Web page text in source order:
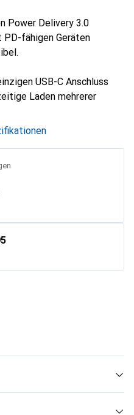
Power Delivery 3.0
fähigen Geräten
USB-C Anschluss
Laden mehrerer